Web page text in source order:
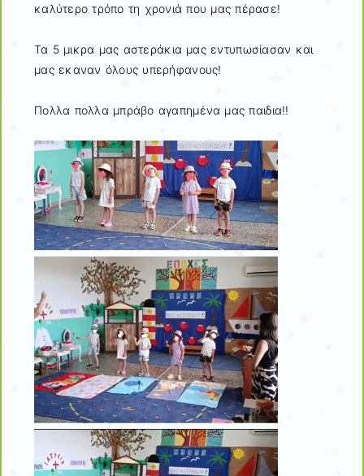
καλύτερο τρόπο τη χρονιά που μας πέρασε!
Τα 5 μικρα μας αστεράκια μας εντυπωσίασαν και
μας εκαναν όλους υπερήφανους!
Πολλα πολλα μπράβο αγαπημένα μας παιδια!!